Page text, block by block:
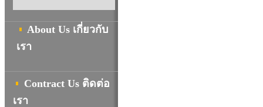
About Us เกี่ยวกับ
เรา
Contract Us ติดต่อ
เรา